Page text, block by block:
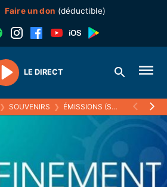
Faire un don (déductible)
Play
LE DIRECT
❯ SOUVENIRS ❯ ÉMISSIONS (SOUVENIRS) ❯